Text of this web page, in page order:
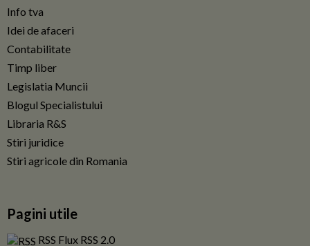
Info tva
Idei de afaceri
Contabilitate
Timp liber
Legislatia Muncii
Blogul Specialistului
Libraria R&S
Stiri juridice
Stiri agricole din Romania
Pagini utile
RSS Flux RSS 2.0